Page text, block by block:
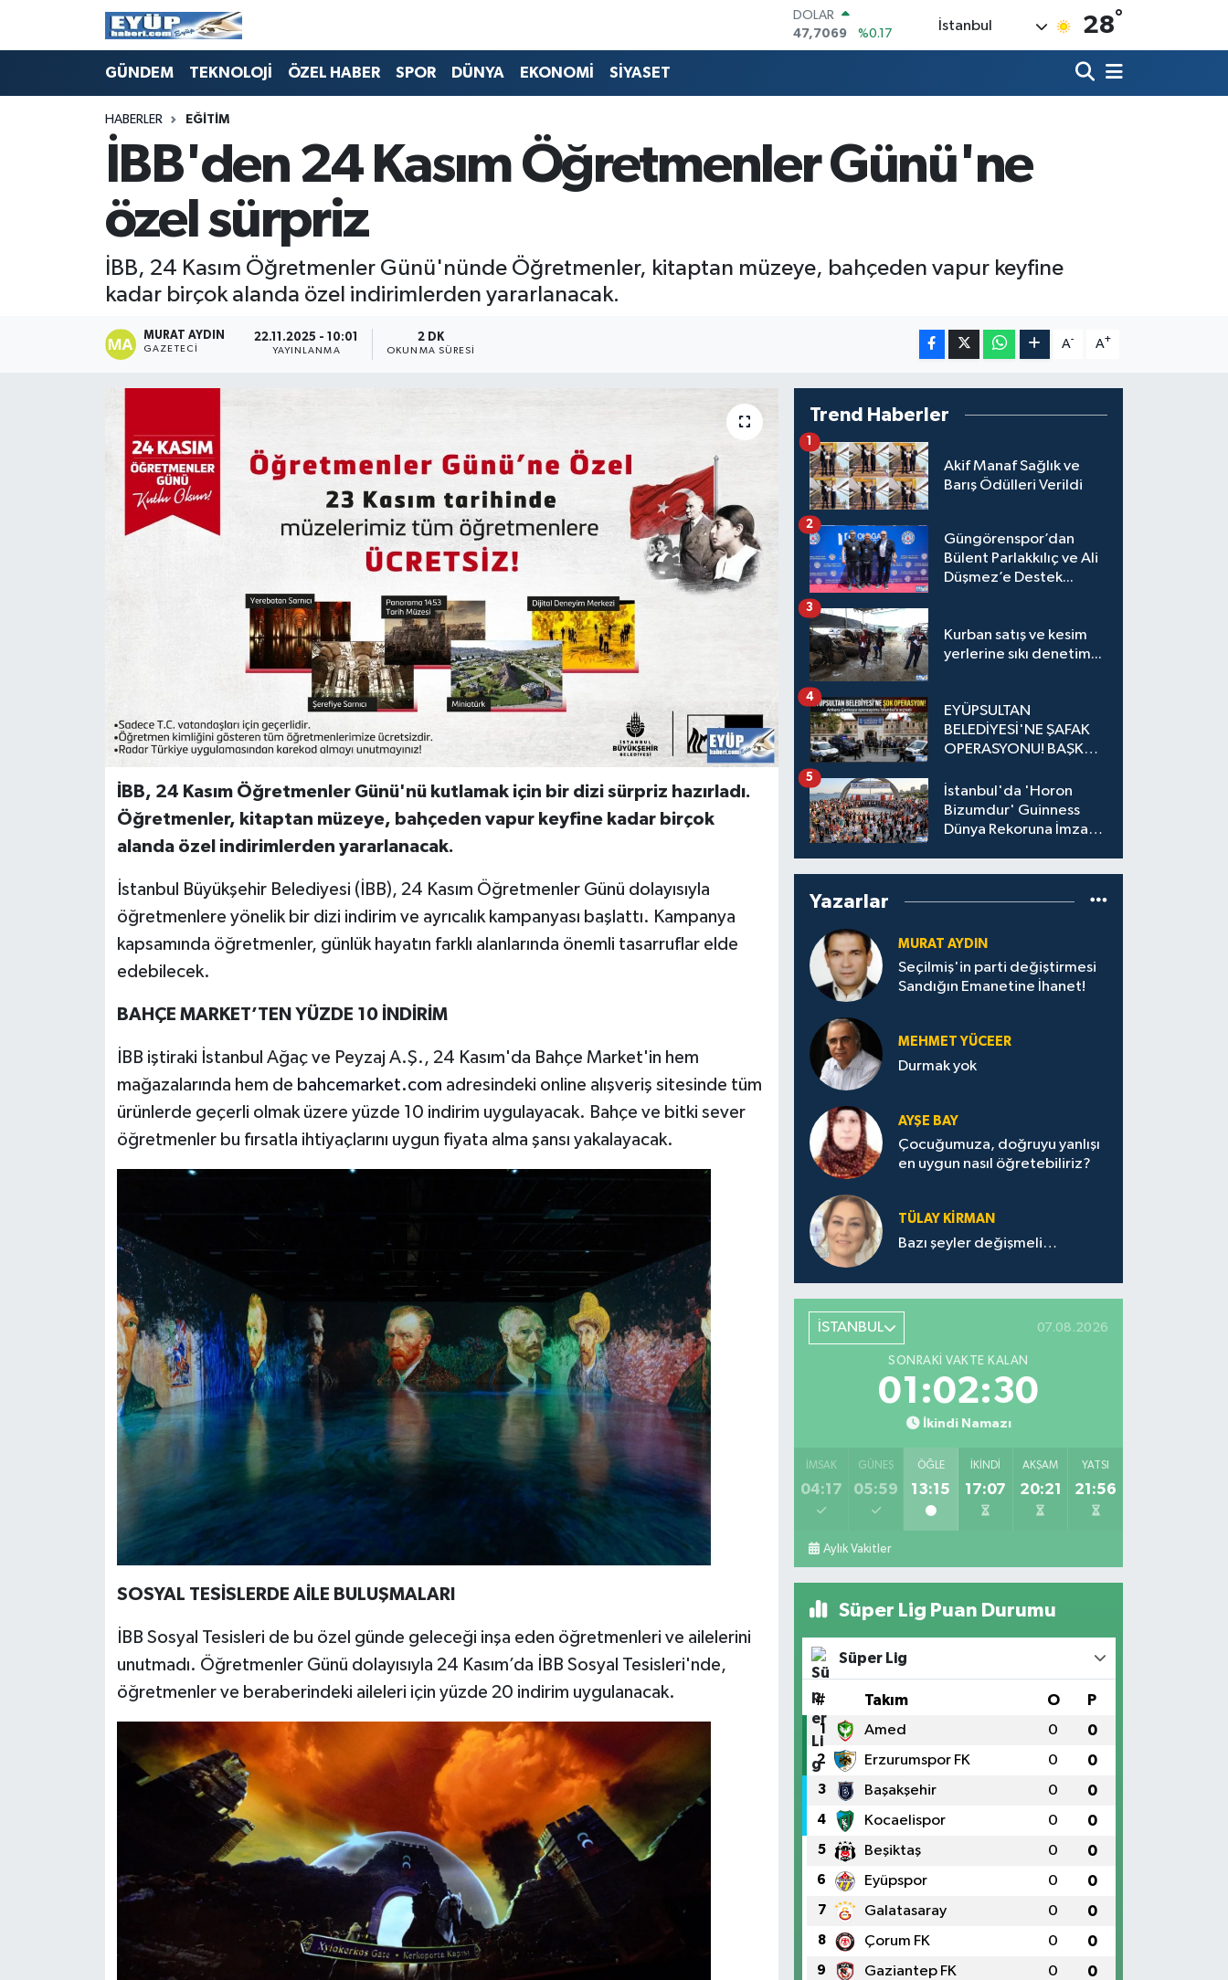
DOLAR
47,7069
%0.17
EURO
6618.49
%2.12
BİST100
13.887
%64
İstanbul 28°
GÜNDEM TEKNOLOJİ ÖZEL HABER SPOR DÜNYA EKONOMİ SİYASET
HABERLER EĞİTİM
İBB'den 24 Kasım Öğretmenler Günü'ne
özel sürpriz
İBB, 24 Kasım Öğretmenler Günü'nünde Öğretmenler, kitaptan müzeye, bahçeden vapur keyfine
kadar birçok alanda özel indirimlerden yararlanacak.
MURAT AYDIN
GAZETECI
22.11.2025 - 10:01
YAYINLANMA
2 DK
OKUNMA SÜRESI
A- A+
İBB, 24 Kasım Öğretmenler Günü'nü kutlamak için bir dizi sürpriz hazırladı.
Öğretmenler, kitaptan müzeye, bahçeden vapur keyfine kadar birçok
alanda özel indirimlerden yararlanacak.
İstanbul Büyükşehir Belediyesi (İBB), 24 Kasım Öğretmenler Günü dolayısıyla
öğretmenlere yönelik bir dizi indirim ve ayrıcalık kampanyası başlattı. Kampanya
kapsamında öğretmenler, günlük hayatın farklı alanlarında önemli tasarruflar elde
edebilecek.
BAHÇE MARKET’TEN YÜZDE 10 İNDİRİM
İBB iştiraki İstanbul Ağaç ve Peyzaj A.Ş., 24 Kasım'da Bahçe Market'in hem
mağazalarında hem de bahcemarket.com adresindeki online alışveriş sitesinde tüm
ürünlerde geçerli olmak üzere yüzde 10 indirim uygulayacak. Bahçe ve bitki sever
öğretmenler bu fırsatla ihtiyaçlarını uygun fiyata alma şansı yakalayacak.
SOSYAL TESİSLERDE AİLE BULUŞMALARI
İBB Sosyal Tesisleri de bu özel günde geleceği inşa eden öğretmenleri ve ailelerini
unutmadı. Öğretmenler Günü dolayısıyla 24 Kasım’da İBB Sosyal Tesisleri'nde,
öğretmenler ve beraberindeki aileleri için yüzde 20 indirim uygulanacak.
Trend Haberler
Akif Manaf Sağlık ve
Barış Ödülleri Verildi
1
Güngörenspor’dan
Bülent Parlakkılıç ve Ali
Düşmez’e Destek...
2
Kurban satış ve kesim
yerlerine sıkı denetim...
3
EYÜPSULTAN
BELEDİYESİ'NE ŞAFAK
OPERASYONU! BAŞKAN
KALEM MÜDÜRÜ
GÖZALTINDA
4
İstanbul'da 'Horon
Bizumdur' Guinness
Dünya Rekoruna İmza
5
Yazarlar
MURAT AYDIN
Seçilmiş'in parti değiştirmesi
Sandığın Emanetine İhanet!
MEHMET YÜCEER
Durmak yok
AYŞE BAY
Çocuğumuza, doğruyu yanlışı
en uygun nasıl öğretebiliriz?
TÜLAY KİRMAN
Bazı şeyler değişmeli…
İSTANBUL 07.08.2026
SONRAKI VAKTE KALAN
01:02:30
İkindi Namazı
İMSAK
04:17
GÜNEŞ
05:59
ÖĞLE
13:15
İKINDI
17:07
AKŞAM
20:21
YATSI
21:56
Aylık Vakitler
Süper Lig Puan Durumu
Süper Lig
# Takım O P
1 Amed 0 0
2 Erzurumspor FK 0 0
3 Başakşehir 0 0
4 Kocaelispor 0 0
5 Beşiktaş 0 0
6 Eyüpspor 0 0
7 Galatasaray 0 0
8 Çorum FK 0 0
9 Gaziantep FK 0 0